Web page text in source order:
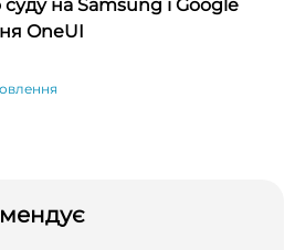
на Samsung і Google
OneUI